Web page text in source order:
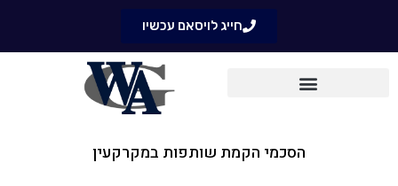
חייג לויסאם עכשיו
הסכמי הקמת שותפות במקרקעין